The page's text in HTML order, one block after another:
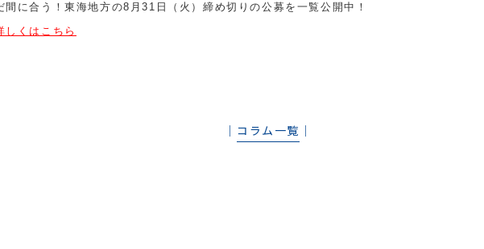
間に合う！東海地方の8月31日（火）締め切りの公募を一覧公開中！
くはこちら
│ コラム一覧 │